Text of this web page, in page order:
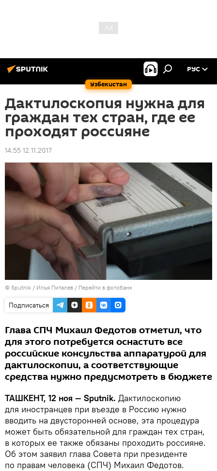
Узбекистан
РУС
Дактилоскопия нужна для
граждан тех стран, где ее
проходят россияне
14:55 12.11.2017
© Sputnik / Илья Питалев / Перейти в фотобанк
Подписаться
Глава СПЧ Михаил Федотов отметил, что
для этого потребуется оснастить все
российские консульства аппаратурой для
дактилоскопии, а соответствующие
средства нужно предусмотреть в бюджете
ТАШКЕНТ, 12 ноя — Sputnik. Дактилоскопию
для иностранцев при въезде в Россию нужно
вводить на двусторонней основе, эта процедура
может быть обязательной для граждан тех стран,
в которых ее также обязаны проходить россияне.
Об этом заявил глава Совета при президенте
по правам человека (СПЧ) Михаил Федотов.